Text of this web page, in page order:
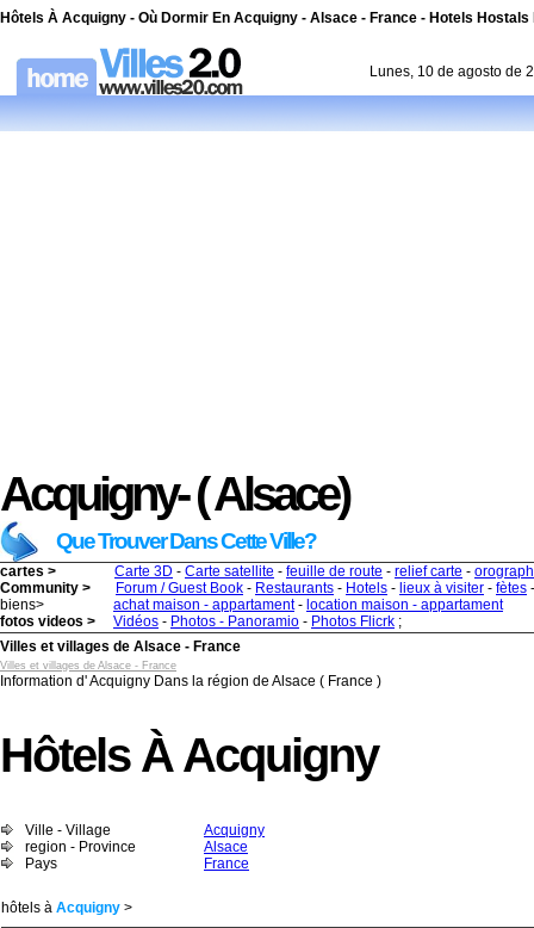
Hôtels À Acquigny - Où Dormir En Acquigny - Alsace - France - Hotels
Lunes, 10 de agosto de
Acquigny- ( Alsace)
Que Trouver Dans Cette Ville?
cartes > Carte 3D - Carte satellite - feuille de route - relief carte -
Community >
Forum / Guest Book - Restaurants - Hotels - lieux à visiter - fètes
biens>
achat maison - appartament- location maison - appartament
fotos videos >
Vidéos - Photos - Panoramio - Photos Flicrk ;
Villes et villages de Alsace - France
Villes et villages de Alsace - France
Information d' Acquigny Dans la région de Alsace ( France )
Hôtels À Acquigny
Ville - Village
Acquigny
region - Province
Alsace
Pays
France
hôtels à Acquigny >